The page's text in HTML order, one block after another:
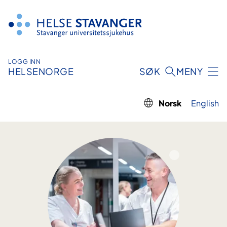
innhold
LOGG INN
HELSENORGE SØK MENY
Norsk English